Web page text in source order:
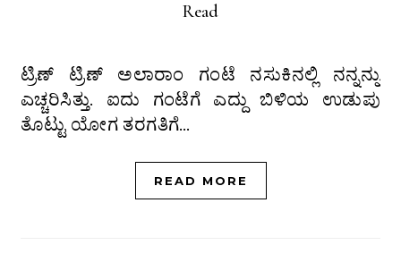
Read
ಟ್ರಿಣ್ ಟ್ರಿಣ್ ಅಲಾರಾಂ ಗಂಟೆ ನಸುಕಿನಲ್ಲಿ ನನ್ನನ್ನು
ಎಚ್ಚರಿಸಿತ್ತು. ಐದು ಗಂಟೆಗೆ ಎದ್ದು ಬಿಳಿಯ ಉಡುಪು
ತೊಟ್ಟು ಯೋಗ ತರಗತಿಗೆ…
READ MORE